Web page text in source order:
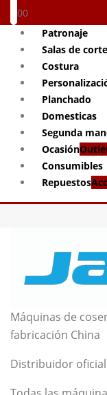
00
Patronaje
Salas de corte
Costura
Planchado
Domesticas
Segunda
Ocasión
Consumibles
Repuestos
Máquinas de
fabricación China
Distribuidor oficial